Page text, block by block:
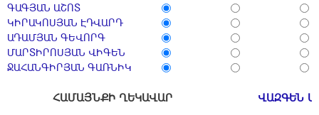
ԳԱԳՅԱՆ ԱՇՈՏ
ԿԻՐԱԿՈՍՅԱՆ ԷԴՎԱՐԴ
ԱԴԱՄՅԱՆ ԳԵՎՈՐԳ
ՄԱՐՏԻՐՈՍՅԱՆ ՎԻԳԵՆ
ՋԱՀԱՆԳԻՐՅԱՆ ԳԱՌՆԻԿ
ՀԱՄԱՅՆՔԻ ՂԵԿԱՎԱՐ ՎԱԶԳԵՆ